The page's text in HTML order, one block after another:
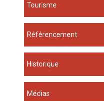
Tourisme
Référencement
Historique
Médias